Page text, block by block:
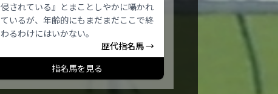
侵されている』とまことしやかに囁かれ
ているが、年齢的にもまだまだここで終
わるわけにはいかない。
歴代指名馬 →
指名馬を見る